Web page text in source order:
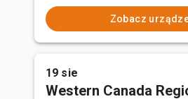
Zobacz
19 sie
Western Canada